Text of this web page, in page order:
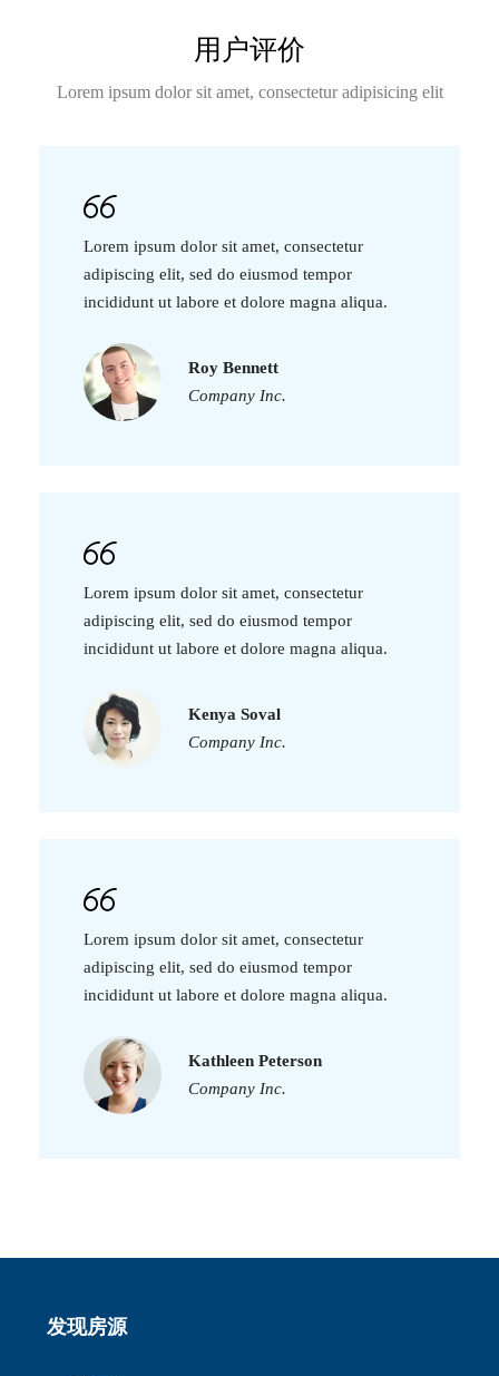
用户评价
Lorem ipsum dolor sit amet, consectetur adipisicing elit
Lorem ipsum dolor sit amet, consectetur
adipiscing elit, sed do eiusmod tempor
incididunt ut labore et dolore magna aliqua.
Roy Bennett
Company Inc.
Lorem ipsum dolor sit amet, consectetur
adipiscing elit, sed do eiusmod tempor
incididunt ut labore et dolore magna aliqua.
Kenya Soval
Company Inc.
Lorem ipsum dolor sit amet, consectetur
adipiscing elit, sed do eiusmod tempor
incididunt ut labore et dolore magna aliqua.
Kathleen Peterson
Company Inc.
发现房源